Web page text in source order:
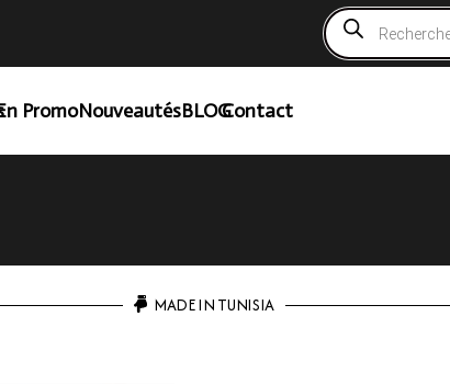
Recherche
de
produits
PromoNouveautésBLOGContact
MADE IN TUNISIA